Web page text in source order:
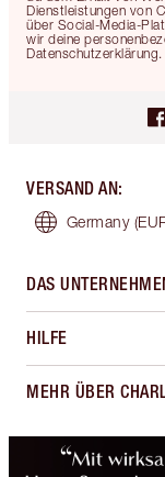
Dienstleistungen von
über Social-Media-
wir deine
Datenschutzerklärung.
VERSAND AN:
Germany
DAS
HILFE
MEHR ÜBER